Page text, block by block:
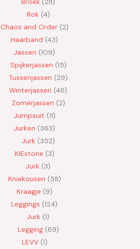
Rok 4
Chaos and Order 2
Haarband 43
Jassen 109
Spijkerjassen 15
Tussenjassen 29
Winterjassen 46
Zomerjassen 2
Jumpsuit 11
Jurken 363
Jurk 352
KIEstone 3
Jurk 3
Kniekousen 58
Kraagje 9
Leggings 124
Jurk 1
Legging 69
LEVV 1